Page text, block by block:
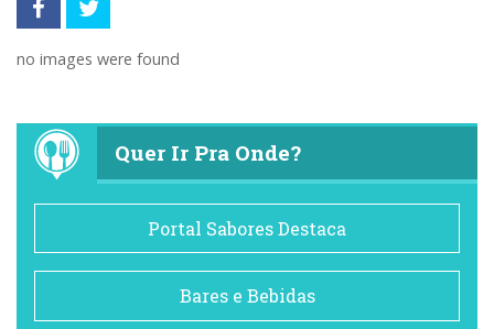
no images were found
Quer Ir Pra Onde?
Portal Sabores Destaca
Bares e Bebidas